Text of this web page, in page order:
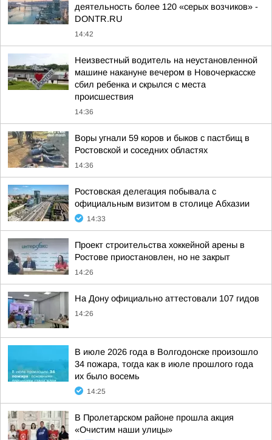
деятельность более 120 «серых возчиков» -
DONTR.RU
14:42
Неизвестный водитель на неустановленной
машине накануне вечером в Новочеркасске
сбил ребенка и скрылся с места
происшествия
14:36
Воры угнали 59 коров и быков с пастбищ в
Ростовской и соседних областях
14:36
Ростовская делегация побывала с
официальным визитом в столице Абхазии
14:33
Проект строительства хоккейной арены в
Ростове приостановлен, но не закрыт
14:26
На Дону официально аттестовали 107 гидов
14:26
В июле 2026 года в Волгодонске произошло
34 пожара, тогда как в июле прошлого года
их было восемь
14:25
В Пролетарском районе прошла акция
«Очистим наши улицы»